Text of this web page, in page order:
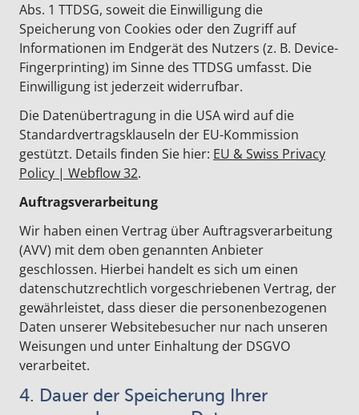
Abs. 1 TTDSG, soweit die Einwilligung die
Speicherung von Cookies oder den Zugriff auf
Informationen im Endgerät des Nutzers (z. B. Device-
Fingerprinting) im Sinne des TTDSG umfasst. Die
Einwilligung ist jederzeit widerrufbar.
Die Datenübertragung in die USA wird auf die
Standardvertragsklauseln der EU-Kommission
gestützt. Details finden Sie hier: EU & Swiss Privacy
Policy | Webflow 32.
Auftragsverarbeitung
Wir haben einen Vertrag über Auftragsverarbeitung
(AVV) mit dem oben genannten Anbieter
geschlossen. Hierbei handelt es sich um einen
datenschutzrechtlich vorgeschriebenen Vertrag, der
gewährleistet, dass dieser die personenbezogenen
Daten unserer Websitebesucher nur nach unseren
Weisungen und unter Einhaltung der DSGVO
verarbeitet.
4. Dauer der Speicherung Ihrer